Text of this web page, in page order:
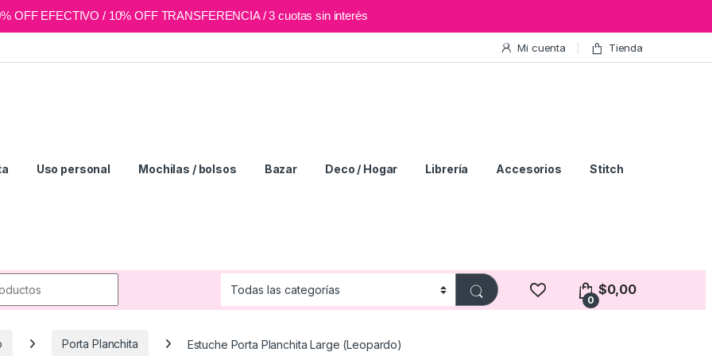
OFF EFECTIVO / 10% OFF TRANSFERENCIA / 3 cuotas sin interés
Mi cuenta Tienda
Uso personal Mochilas / bolsos Bazar Deco / Hogar Librería Accesorios Stitch
0
$0,00
Porta Planchita Estuche Porta Planchita Large (Leopardo)